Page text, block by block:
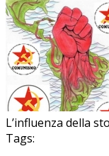
L’influenza della
Tags: